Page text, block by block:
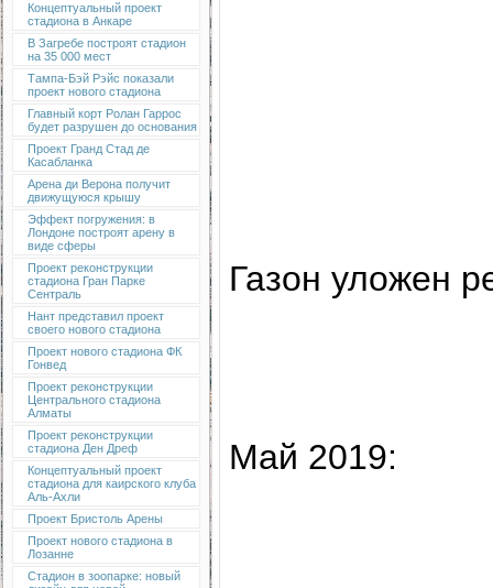
Концептуальный проект
стадиона в Анкаре
В Загребе построят стадион
на 35 000 мест
Тампа-Бэй Рэйс показали
проект нового стадиона
Главный корт Ролан Гаррос
будет разрушен до основания
Проект Гранд Стад де
Касабланка
Арена ди Верона получит
движущуюся крышу
Эффект погружения: в
Лондоне построят арену в
виде сферы
Проект реконструкции
стадиона Гран Парке
Сентраль
Нант представил проект
своего нового стадиона
Проект нового стадиона ФК
Гонвед
Проект реконструкции
Центрального стадиона
Алматы
Проект реконструкции
стадиона Ден Дреф
Концептуальный проект
стадиона для каирского клуба
Аль-Ахли
Проект Бристоль Арены
Проект нового стадиона в
Лозанне
Стадион в зоопарке: новый
Газон уложен
Май 2019: